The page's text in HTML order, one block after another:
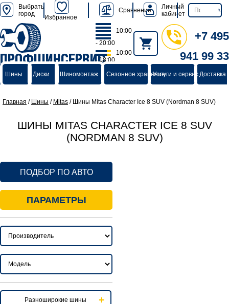
Выбрать
город
Избранное
Сравнение
Личный
кабинет
ПРОФШИНСЕРВИС
группа компаний
10:00
- 20:00
10:00
- 18:00
+7 495
941 99 33
Шины Диски Шиномонтаж Сезонное хранениеУслуги и сервисДоставка
Главная / Шины / Mitas / Шины Mitas Character Ice 8 SUV (Nordman 8 SUV)
ШИНЫ MITAS CHARACTER ICE 8 SUV
(NORDMAN 8 SUV)
ПОДБОР ПО АВТО
ПАРАМЕТРЫ
Разноширокие шины